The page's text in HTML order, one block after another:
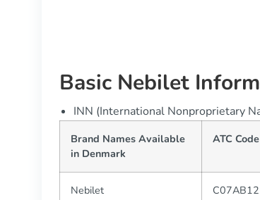
Basic Nebilet
INN (International Nonproprietary
Brand Names Available
in Denmark
ATC Code
Nebilet C07AB12